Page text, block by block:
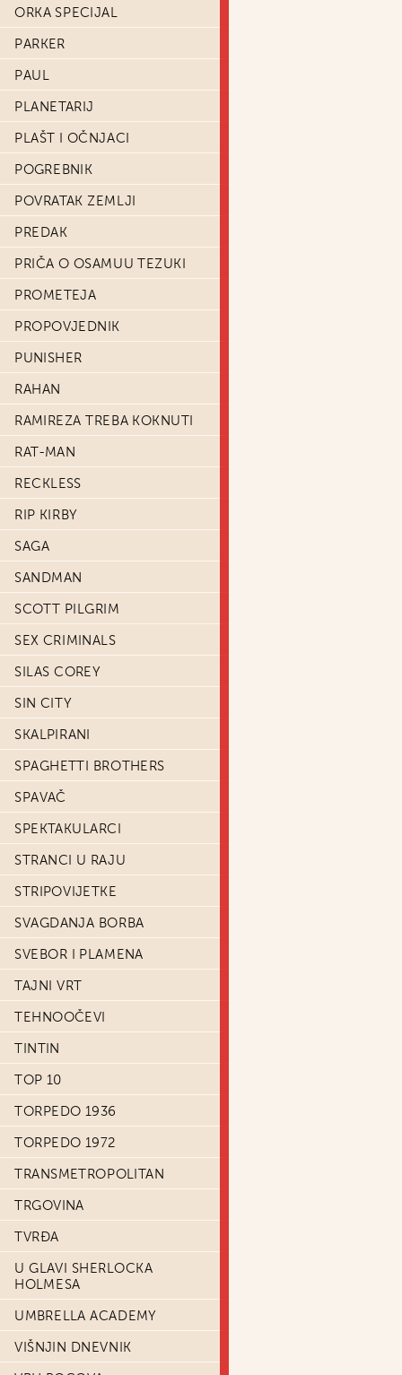
ORKA SPECIJAL
PARKER
PAUL
PLANETARIJ
PLAŠT I OČNJACI
POGREBNIK
POVRATAK ZEMLJI
PREDAK
PRIČA O OSAMUU TEZUKI
PROMETEJA
PROPOVJEDNIK
PUNISHER
RAHAN
RAMIREZA TREBA KOKNUTI
RAT-MAN
RECKLESS
RIP KIRBY
SAGA
SANDMAN
SCOTT PILGRIM
SEX CRIMINALS
SILAS COREY
SIN CITY
SKALPIRANI
SPAGHETTI BROTHERS
SPAVAČ
SPEKTAKULARCI
STRANCI U RAJU
STRIPOVIJETKE
SVAGDANJA BORBA
SVEBOR I PLAMENA
TAJNI VRT
TEHNOOČEVI
TINTIN
TOP 10
TORPEDO 1936
TORPEDO 1972
TRANSMETROPOLITAN
TRGOVINA
TVRĐA
U GLAVI SHERLOCKA
HOLMESA
UMBRELLA ACADEMY
VIŠNJIN DNEVNIK